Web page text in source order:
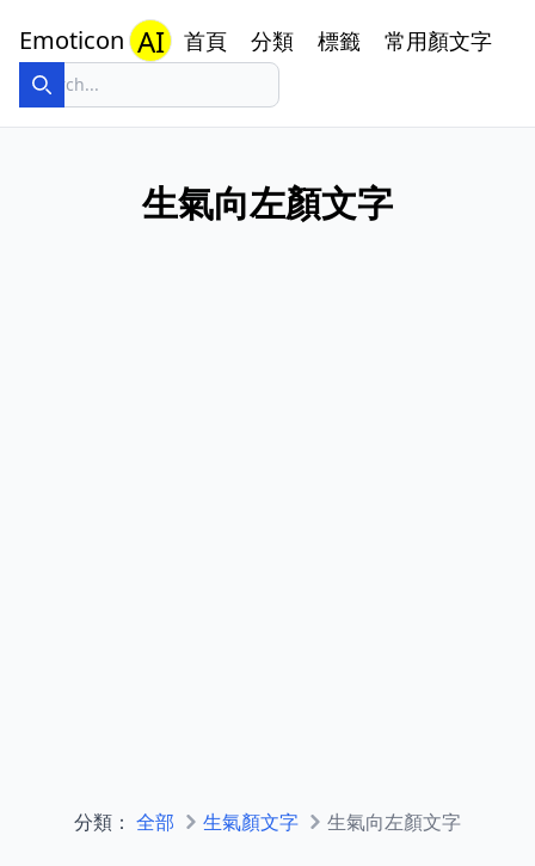
Emoticon AI 首頁 分類 標籤 常用顏文字
生氣向左顏文字
分類： 全部 生氣顏文字 生氣向左顏文字